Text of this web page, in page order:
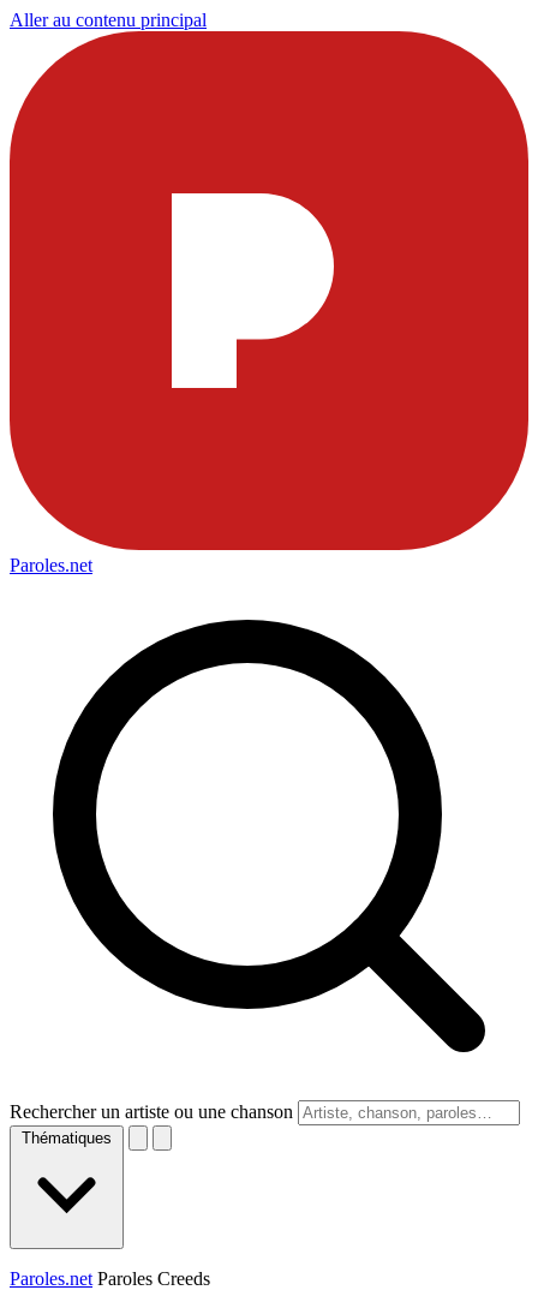
Aller au contenu principal
Paroles.net
Rechercher un artiste ou une chanson
Thématiques
Paroles.net Paroles Creeds